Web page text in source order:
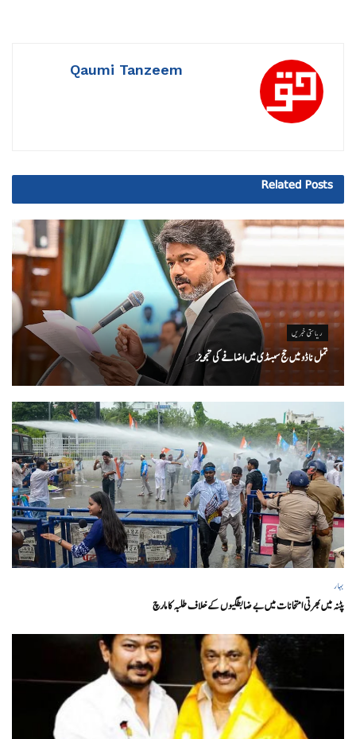
Qaumi Tanzeem
Related Posts
ریاستی خبریں
تمل ناڈو میں حج سبسڈی میں اضافے کی تجویز
بہار
پٹنہ میں بھرتی امتحانات میں بے ضابطگیوں کے خلاف طلبہ کا مارچ